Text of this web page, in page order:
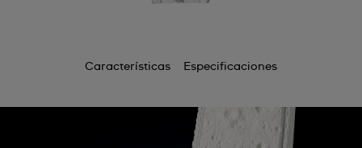
Características Especificaciones